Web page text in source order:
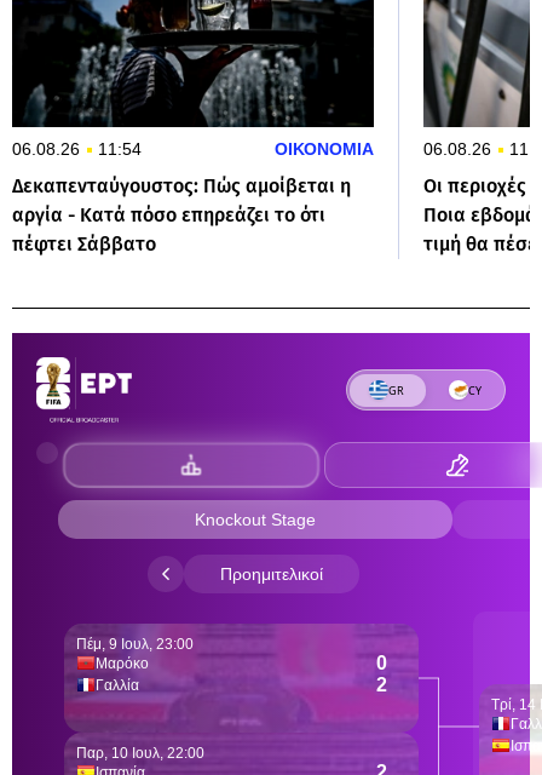
06.08.26 11:54 ΟΙΚΟΝΟΜΙΑ
Δεκαπενταύγουστος: Πώς αμοίβεται η
αργία - Κατά πόσο επηρεάζει το ότι
πέφτει Σάββατο
06.08.26
Οι περιοχές
Ποια
τιμή θα